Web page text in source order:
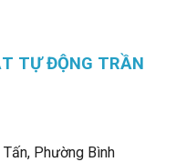
TỰ ĐỘNG TRẦN
Phường Bình